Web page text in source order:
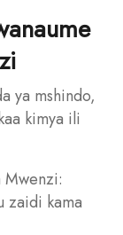
ya mshindo,
kimya ili
Mwenzi:
zaidi kama